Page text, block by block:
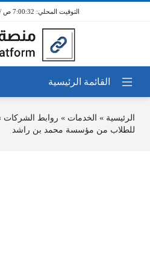
7:00:32 ص / 8 أغسطس 2026
الرئيسية » الخدمات » روابط الشركات
للطلاب من مؤسسة محمد بن راشد